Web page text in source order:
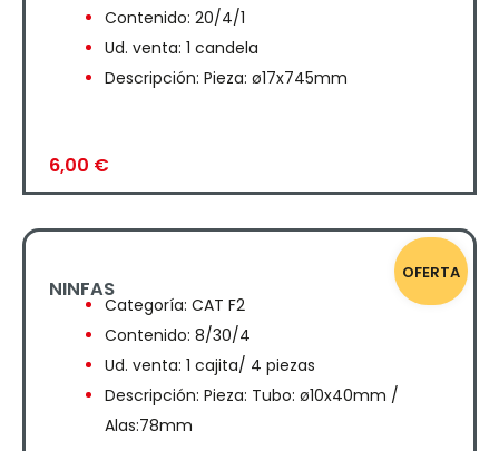
Contenido: 20/4/1
Ud. venta: 1 candela
Descripción: Pieza: ø17x745mm
6,00 €
OFERTA
NINFAS
Categoría: CAT F2
Contenido: 8/30/4
Ud. venta: 1 cajita/ 4 piezas
Descripción: Pieza: Tubo: ø10x40mm /
Alas:78mm